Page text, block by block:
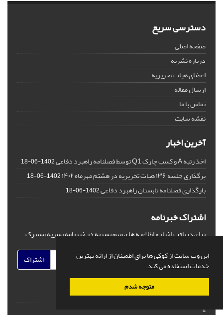
این وب سایت از کوکی ها برای اطمینان از ارائه بهترین
خدمات استفاده می کند.
متوجه شدم
دسترسی سریع
صفحه اصلی
درباره نشریه
اعضای هیات تحریریه
ارسال مقاله
تماس با ما
نقشه سایت
آخرین اخبار
اخذ رتبه A و کسب چارک Q1 توسط فصلنامه راهبرد دفاعی 1402-06-18
برگذاری جلسه ۱۳۶ هیات تحریریه در هشتم مهرماه ۱۴۰۲ 1402-06-18
بارگذاری فصلنامه تابستان راهبرد دفاعی1402-06-18
اشتراک خبرنامه
برای دریافت اخبار و اطلاعیه های مهم نشریه در خبرنامه نشریه مشترک
اشتراک
©